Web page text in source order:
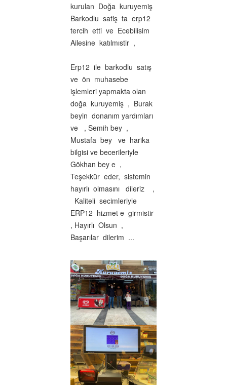
kurulan Doğa kuruyemiş
Barkodlu satiş ta erp12
tercih etti ve Ecebilisim
Ailesine katılmıstir ,
Erp12 ile barkodlu satış
ve ön muhasebe
işlemleri yapmakta olan
doğa kuruyemiş , Burak
beyin donanım yardımları
ve , Semih bey ,
Mustafa bey ve harika
bilgisi ve becerileriyle
Gökhan bey e ,
Teşekkür eder, sistemin
hayırlı olmasını dileriz ,
Kaliteli secimleriyle
ERP12 hizmet e girmistir
, Hayırlı Olsun ,
Başarılar dilerim ...